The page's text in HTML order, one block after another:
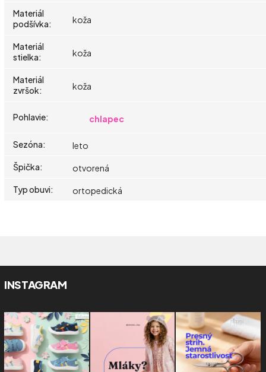
Materiál
podšívka: koža
Materiál
stielka: koža
Materiál
zvršok: koža
Pohlavie: chlapec
Sezóna:
leto
Špička:
otvorená
Typ obuvi: ortopedická
INSTAGRAM